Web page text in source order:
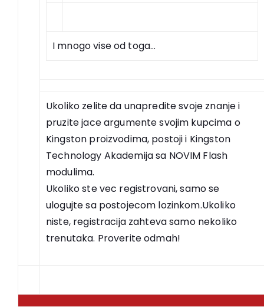
I mnogo vise od toga…
Ukoliko zelite da unapredite svoje znanje i
pruzite jace argumente svojim kupcima o
Kingston proizvodima, postoji i Kingston
Technology Akademija sa NOVIM Flash
modulima.
Ukoliko ste vec registrovani, samo se
ulogujte sa postojecom lozinkom.Ukoliko
niste, registracija zahteva samo nekoliko
trenutaka. Proverite odmah!